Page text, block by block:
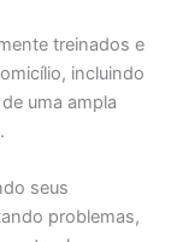
treinados e
incluindo
de uma ampla
seus
problemas,